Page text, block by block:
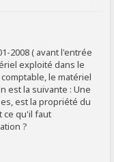
2008 ( avant l'entrée
exploité dans le
le matériel
est la suivante : Une
est la propriété du
ce qu'il faut
?